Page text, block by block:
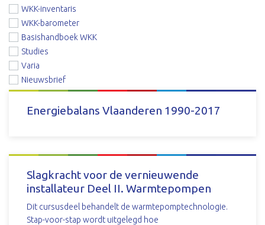
WKK-inventaris
WKK-barometer
Basishandboek WKK
Studies
Varia
Nieuwsbrief
Energiebalans Vlaanderen 1990-2017
DOWNLOAD
Slagkracht voor de vernieuwende
installateur Deel II. Warmtepompen
Dit cursusdeel behandelt de warmtepomptechnologie.
Stap-voor-stap wordt uitgelegd hoe